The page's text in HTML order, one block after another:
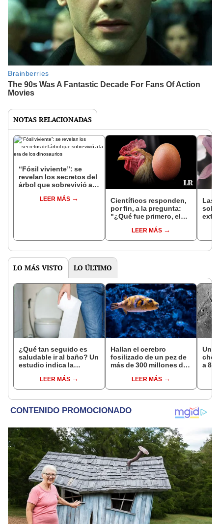
NOTAS RELACIONADAS
“Fósil viviente”: se
revelan los secretos del
árbol que sobrevivió a la
LEER MÁS
Científicos responden,
por fin, a la pregunta:
"¿Qué fue primero, el
LEER MÁS
Las
LO MÁS VISTO LO ÚLTIMO
¿Qué tan seguido es
saludable ir al baño? Un
estudio indica la
LEER MÁS
Hallan el cerebro
fosilizado de un pez de
más de 300 millones de
podría reescribir parte
de la historia evolutiva
LEER MÁS
Un
a